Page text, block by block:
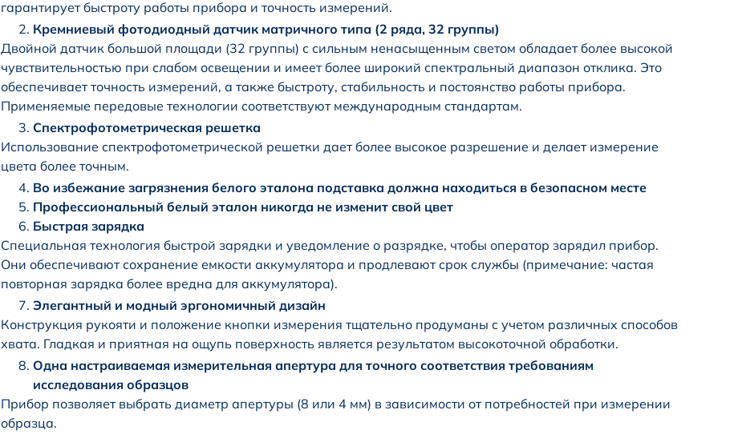
гарантирует быстроту работы прибора и точность измерений.
Кремниевый фотодиодный датчик матричного типа (2 ряда, 32 группы)
Двойной датчик большой площади (32 группы) с сильным ненасыщенным светом обладает более высокой
чувствительностью при слабом освещении и имеет более широкий спектральный диапазон отклика. Это
обеспечивает точность измерений, а также быстроту, стабильность и постоянство работы прибора.
Применяемые передовые технологии соответствуют международным стандартам.
Спектрофотометрическая решетка
Использование спектрофотометрической решетки дает более высокое разрешение и делает измерение
цвета более точным.
Во избежание загрязнения белого эталона подставка должна находиться в безопасном месте
Профессиональный белый эталон никогда не изменит свой цвет
Быстрая зарядка
Специальная технология быстрой зарядки и уведомление о разрядке, чтобы оператор зарядил прибор.
Они обеспечивают сохранение емкости аккумулятора и продлевают срок службы (примечание: частая
повторная зарядка более вредна для аккумулятора).
Элегантный и модный эргономичный дизайн
Конструкция рукояти и положение кнопки измерения тщательно продуманы с учетом различных способов
хвата. Гладкая и приятная на ощупь поверхность является результатом высокоточной обработки.
Одна настраиваемая измерительная апертура для точного соответствия требованиям
исследования образцов
Прибор позволяет выбрать диаметр апертуры (8 или 4 мм) в зависимости от потребностей при измерении
образца.